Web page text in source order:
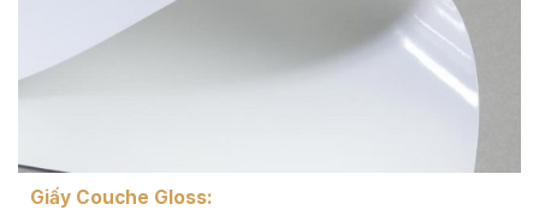
Giấy Couche Gloss: